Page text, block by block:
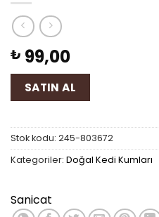
₺ 99,00
SATIN AL
Stok kodu: 245-803672
Kategoriler: Doğal Kedi Kumları
Sanicat